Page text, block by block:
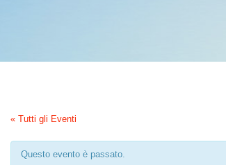
« Tutti gli Eventi
Questo evento è passato.